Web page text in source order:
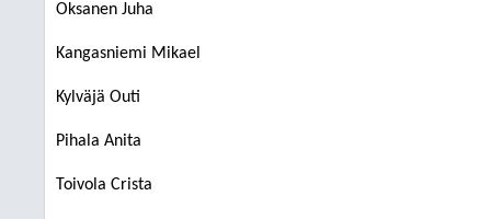
Oksanen Juha
Kangasniemi Mikael
Kylväjä Outi
Pihala Anita
Toivola Crista